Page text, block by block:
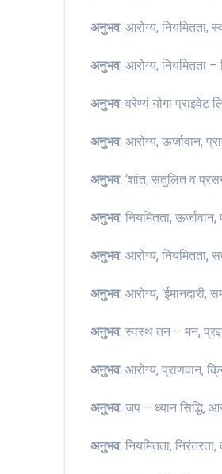
अनुभव: आरोग्य, नियमितता,
अनुभव: आरोग्य, नियमितता –
अनुभव: वरेण्यं योगा प्राइवेट
अनुभव: आरोग्य, ऊर्जावान,
अनुभव: ‘शांत, संतुलित व
अनुभव: नियमितता,
अनुभव: आरोग्य, नियमितता,
अनुभव: आरोग्य, ‘ईमानदारी,
अनुभव: स्वस्थ तन – मन,
अनुभव: आरोग्य, प्राणवान,
अनुभव: जप – ध्यान सिद्धि,
अनुभव: नियमितता, निरंतरता,